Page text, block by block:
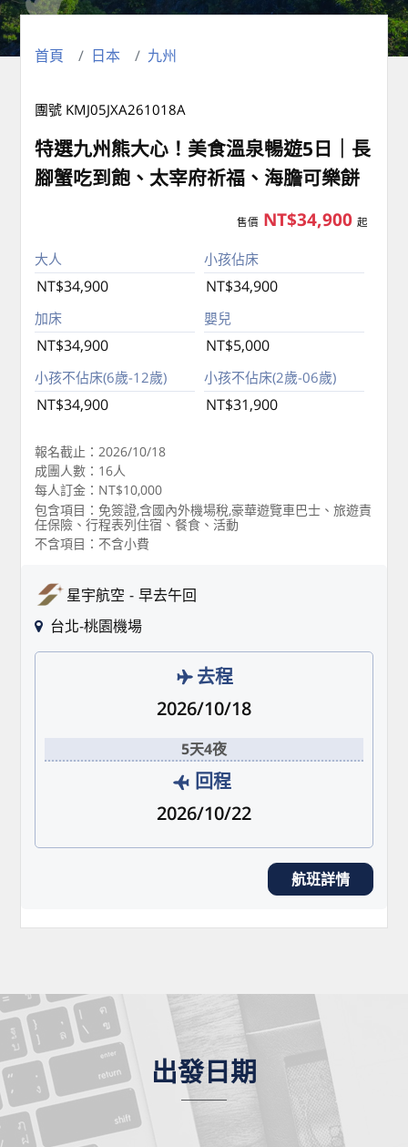
首頁 日本 九州
團號 KMJ05JXA261018A
特選九州熊大心！美食溫泉暢遊5日｜長
腳蟹吃到飽、太宰府祈福、海膽可樂餅
售價 NT$34,900 起
大人
NT$34,900
小孩佔床
NT$34,900
加床
NT$34,900
嬰兒
NT$5,000
小孩不佔床(6歲-12歲)
NT$34,900
小孩不佔床(2歲-06歲)
NT$31,900
報名截止：2026/10/18
成團人數：16人
每人訂金：NT$10,000
包含項目：免簽證,含國內外機場稅,豪華遊覽車巴士、旅遊責
任保險、行程表列住宿、餐食、活動
不含項目：不含小費
星宇航空
早去午回
台北-桃園機場
去程
2026/10/18
5天4夜
回程
2026/10/22
航班詳情
出發日期